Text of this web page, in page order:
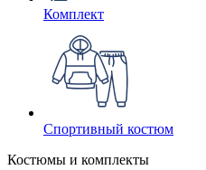
Комплект
Спортивный костюм
Костюмы и комплекты